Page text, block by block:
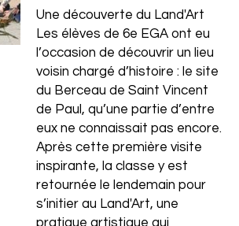
Une découverte du Land'Art
Les élèves de 6e EGA ont eu
l’occasion de découvrir un lieu
voisin chargé d’histoire : le site
du Berceau de Saint Vincent
de Paul, qu’une partie d’entre
eux ne connaissait pas encore.
Après cette première visite
inspirante, la classe y est
retournée le lendemain pour
s’initier au Land'Art, une
pratique artistique qui